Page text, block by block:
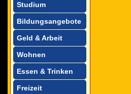
Studium
Bildungsangebote
Geld & Arbeit
Wohnen
Essen & Trinken
Freizeit